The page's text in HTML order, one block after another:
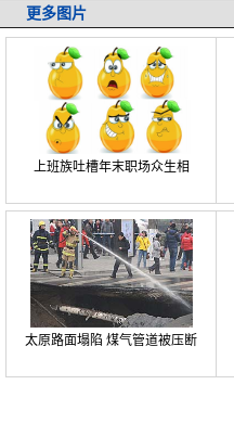
更多图片
上班族吐槽年末职场众生相
太原路面塌陷 煤气管道被压断